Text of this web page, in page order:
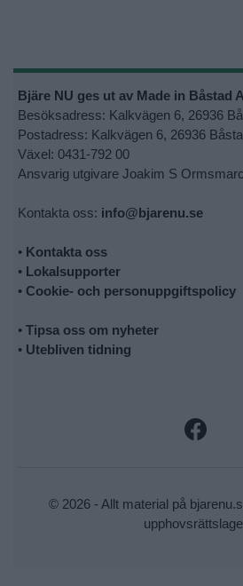
Bjäre NU ges ut av Made in Båstad
Besöksadress: Kalkvägen 6, 26936
Postadress: Kalkvägen 6, 26936
Växel: 0431-792 00
Ansvarig utgivare Joakim S
Kontakta oss: info@bjarenu.se
• Kontakta oss
• Lokalsupporter
• Cookie- och personuppgiftspolicy
• Tipsa oss om nyheter
• Utebliven tidning
© 2026 - Allt material på